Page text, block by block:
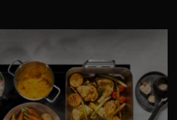
is absolute controle over het